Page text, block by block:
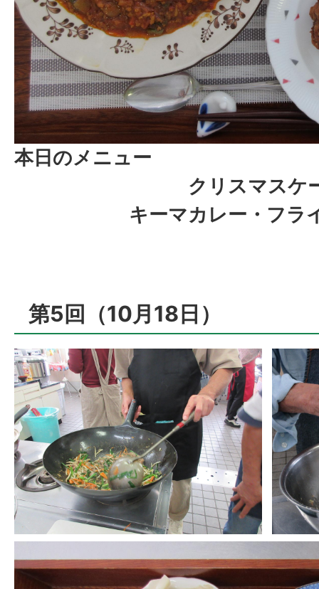
本日のメニュー
クリスマスケ
キーマカレー・フラ
第5回（10月18日）